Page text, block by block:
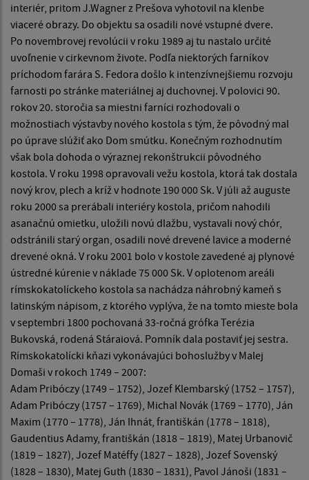
interiér, pritom J.Wagner z Prešova vyhotovil na klenbe
viaceré obrazy. Do objektu sa osadili nové vstupné dvere.
Po novembrovej revolúcii v roku 1989 aj tu nastalo určité
uvoľnenie v cirkevnom živote. Podľa niektorých farníkov
príchodom farára S. Fedora došlo k intenzívnejšiemu rozvoju
farnosti po stránke materiálnej aj duchovnej. V polovici 90.
rokov 20. storočia sa miestni farníci rozhodovali o
možnostiach výstavby nového kostola s tým, že pôvodný mal
po úprave slúžiť ako Dom smútku. Konečným rozhodnutím
však bola dohoda o výraznej rekonštrukcii pôvodného
kostola. V roku 1998 opravovali vežu kostola, ktorá tak dostala
nový krov, plech a kríž v hodnote 190 000 Sk. V júli až auguste
roku 2000 sa prerábali interiéry kostola, pričom nahodili
asanačnú omietku, uložili novú dlažbu, vystavali nový chór,
odstránili starý organ, osadili nové drevené lavice a moderné
drevené okná. V roku 2001 bolo v kostole zavedené aj plynové
ústredné kúrenie v náklade 75 000 Sk. V oplotenom areáli
rímskokatolíckeho kostola sa nachádza náhrobný kameň s
latinským nápisom, z ktorého vyplýva, že na tomto mieste bola
v septembri 1800 pochovaná 33-ročná grófka Terézia
Bukovská, rodená Stáraiová. Pomník dala postaviť jej sestra.
Rímskokatolícki kňazi vykonávajúci bohoslužby v Malej
Domaši v rokoch 1749 – 2007:
Adam Pribóczy (1749 – 1752), Jozef Klembarský (1752 – 1757),
Adam Pribóczy (1757 – 1769), Michal Novák (1769 – 1770), Ján
Maxim (1770 – 1778), Ján Ihnát, františkán (1778 – 1818),
Gaudentius Adamy, františkán (1818 – 1819), Matej Urbanovič
(1819 – 1827), Jozef Matéffy (1827 – 1828), Jozef Sovenský
(1828 – 1830), Matej Guth (1830 – 1831), Pavol Jánoši (1831 –